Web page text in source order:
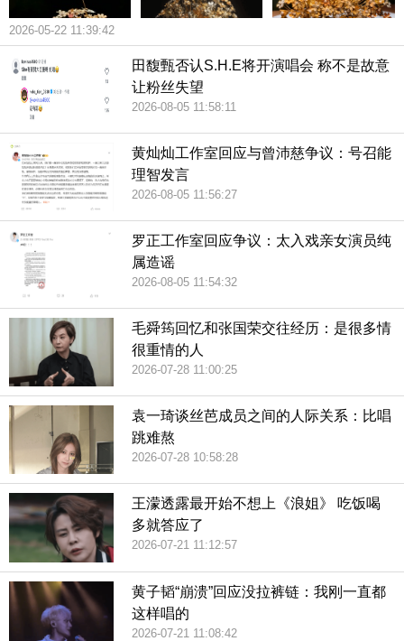
2026-05-22 11:39:42
田馥甄否认S.H.E将开演唱会 称不是故意
让粉丝失望
2026-08-05 11:58:11
黄灿灿工作室回应与曾沛慈争议：号召能
理智发言
2026-08-05 11:56:27
罗正工作室回应争议：太入戏亲女演员纯
属造谣
2026-08-05 11:54:32
毛舜筠回忆和张国荣交往经历：是很多情
很重情的人
2026-07-28 11:00:25
袁一琦谈丝芭成员之间的人际关系：比唱
跳难熬
2026-07-28 10:58:28
王濛透露最开始不想上《浪姐》 吃饭喝
多就答应了
2026-07-21 11:12:57
黄子韬“崩溃”回应没拉裤链：我刚一直都
这样唱的
2026-07-21 11:08:42